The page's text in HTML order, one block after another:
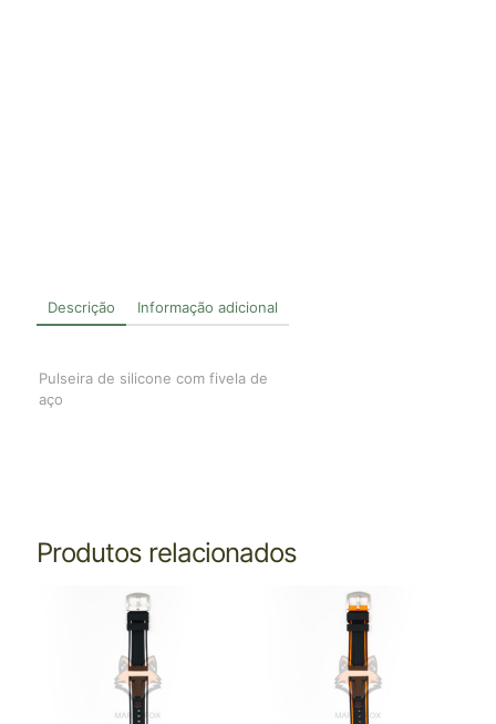
Descrição Informação adicional
Pulseira de silicone com fivela de
aço
Produtos relacionados